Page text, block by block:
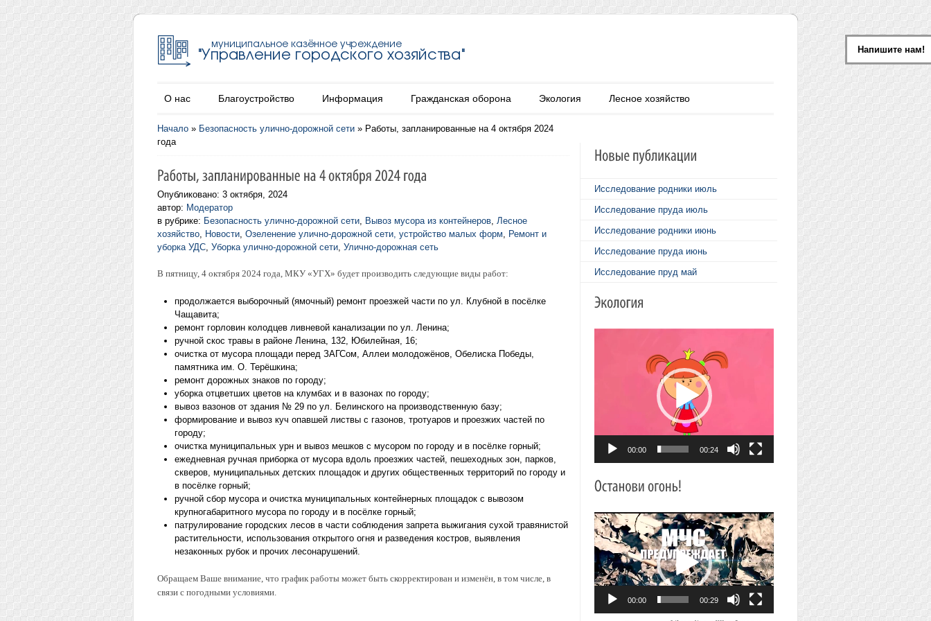
О нас Благоустройство Информация Гражданская оборона Экология Лесное хозяйство
Начало » Безопасность улично-дорожной сети » Работы, запланированные на 4 октября 2024
года
Опубликовано: 3 октября, 2024
автор: Модератор
в рубрике: Безопасность улично-дорожной сети, Вывоз мусора из контейнеров, Лесное
хозяйство, Новости, Озеленение улично-дорожной сети, устройство малых форм, Ремонт и
уборка УДС, Уборка улично-дорожной сети, Улично-дорожная сеть
В пятницу, 4 октября 2024 года, МКУ «УГХ» будет производить следующие виды работ:
продолжается выборочный (ямочный) ремонт проезжей части по ул. Клубной в посёлке
Чащавита;
ремонт горловин колодцев ливневой канализации по ул. Ленина;
ручной скос травы в районе Ленина, 132, Юбилейная, 16;
очистка от мусора площади перед ЗАГСом, Аллеи молодожёнов, Обелиска Победы,
памятника им. О. Терёшкина;
ремонт дорожных знаков по городу;
уборка отцветших цветов на клумбах и в вазонах по городу;
вывоз вазонов от здания № 29 по ул. Белинского на производственную базу;
формирование и вывоз куч опавшей листвы с газонов, тротуаров и проезжих частей по
городу;
очистка муниципальных урн и вывоз мешков с мусором по городу и в посёлке горный;
ежедневная ручная приборка от мусора вдоль проезжих частей, пешеходных зон, парков,
скверов, муниципальных детских площадок и других общественных территорий по городу и
в посёлке горный;
ручной сбор мусора и очистка муниципальных контейнерных площадок с вывозом
крупногабаритного мусора по городу и в посёлке горный;
патрулирование городских лесов в части соблюдения запрета выжигания сухой травянистой
растительности, использования открытого огня и разведения костров, выявления
незаконных рубок и прочих лесонарушений.
Обращаем Ваше внимание, что график работы может быть скорректирован и изменён, в том числе, в
связи с погодными условиями.
Исследование родники июль
Исследование пруда июль
Исследование родники июнь
Исследование пруда июнь
Исследование пруд май
00:00 00:24
Видеоплеер
00:00 00:29
Напишите нам!